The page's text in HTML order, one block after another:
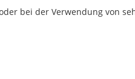
bei der Verwendung von